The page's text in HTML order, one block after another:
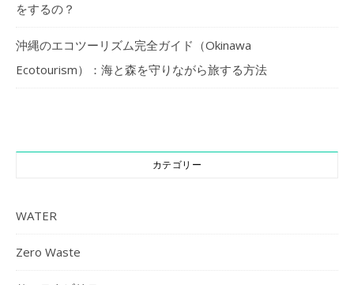
をするの？
沖縄のエコツーリズム完全ガイド（Okinawa
Ecotourism）：海と森を守りながら旅する方法
カテゴリー
WATER
Zero Waste